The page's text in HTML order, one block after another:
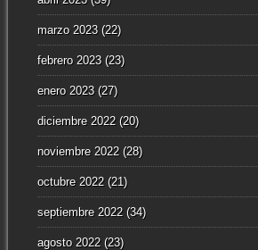
marzo 2023(22)
febrero 2023(23)
enero 2023(27)
diciembre 2022(20)
noviembre 2022(28)
octubre 2022(21)
septiembre 2022(34)
agosto 2022(23)